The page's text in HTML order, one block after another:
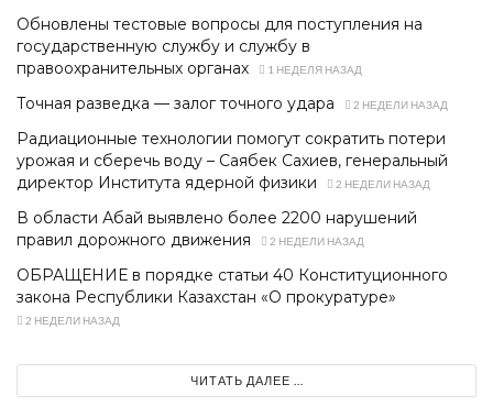
Обновлены тестовые вопросы для поступления на
государственную службу и службу в
правоохранительных органах
1 НЕДЕЛЯ НАЗАД
Точная разведка — залог точного удара 2 НЕДЕЛИ НАЗАД
Радиационные технологии помогут сократить потери
урожая и сберечь воду – Саябек Сахиев, генеральный
директор Института ядерной физики
2 НЕДЕЛИ НАЗАД
В области Абай выявлено более 2200 нарушений
правил дорожного движения
2 НЕДЕЛИ НАЗАД
ОБРАЩЕНИЕ в порядке статьи 40 Конституционного
закона Республики Казахстан «О прокуратуре»
2 НЕДЕЛИ НАЗАД
ЧИТАТЬ ДАЛЕЕ ...